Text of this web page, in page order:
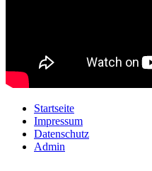
Startseite
Impressum
Datenschutz
Admin